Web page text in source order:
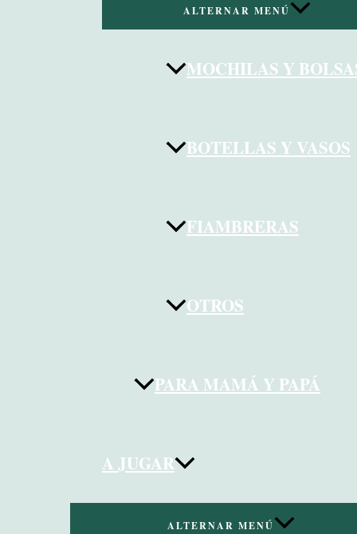
ALTERNAR MENÚ
MOCHILAS Y
BOTELLAS Y VASOS
FIAMBRERAS
OTROS
PARA MAMÁ Y PAPÁ
A JUGAR
ALTERNAR MENÚ